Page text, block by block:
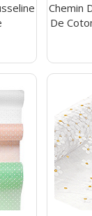
Chemin
De